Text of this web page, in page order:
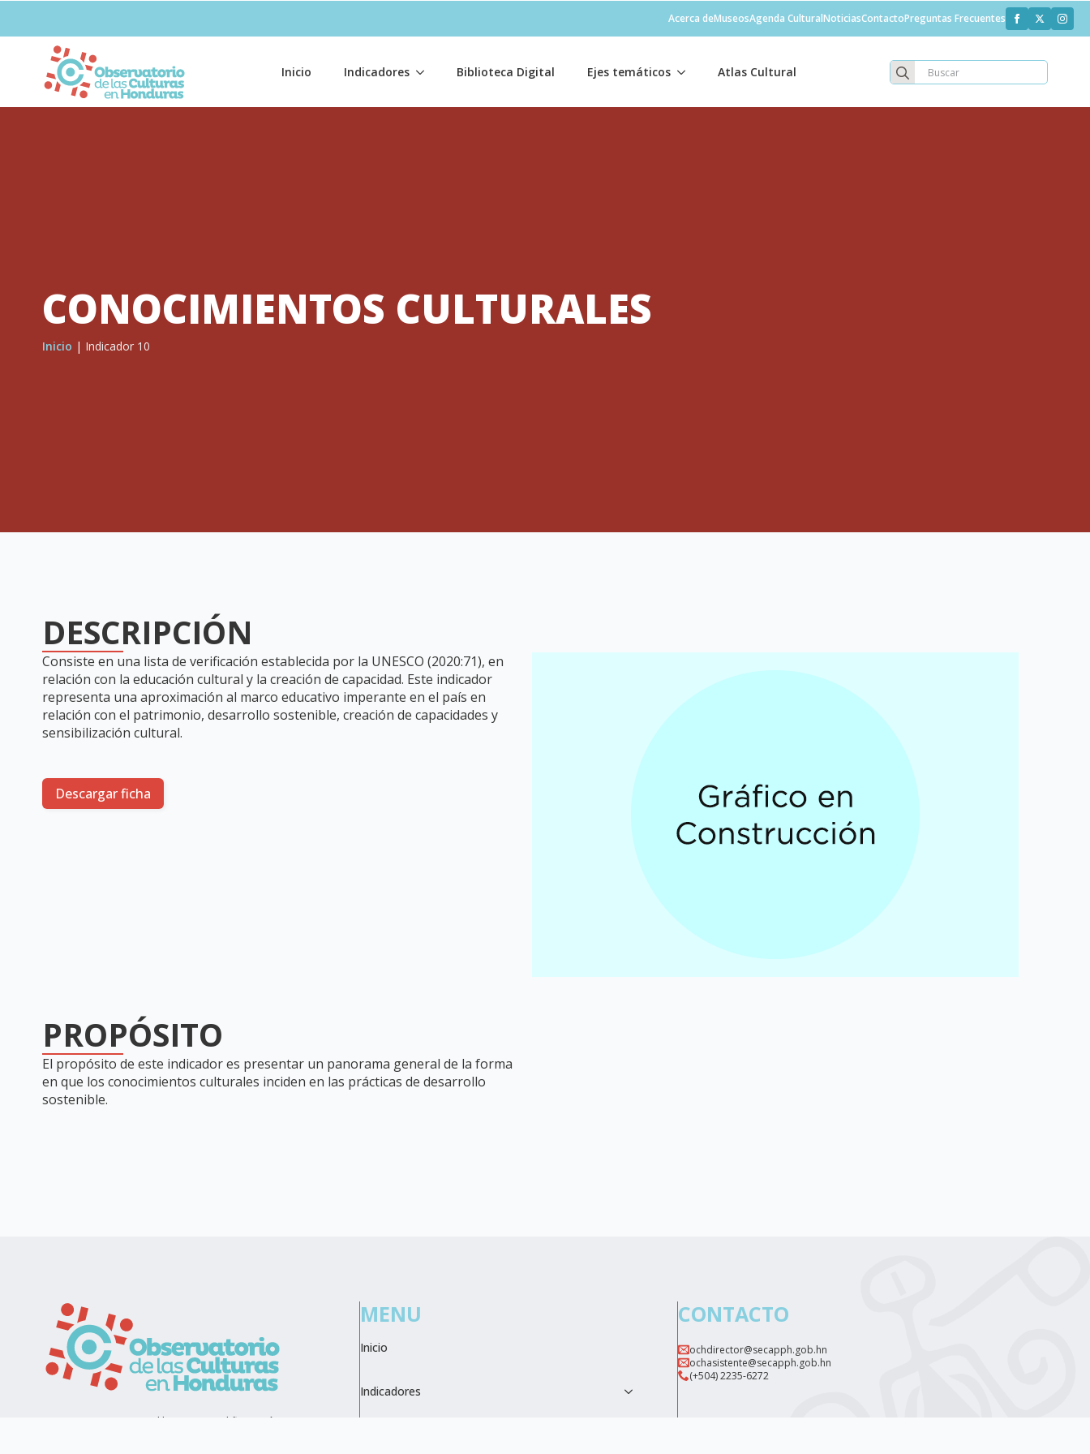
Acerca deMuseosAgenda CulturalNoticiasContactoPreguntas Frecuentes
Inicio Indicadores Biblioteca Digital Ejes temáticos Atlas Cultural
Search
for:
CONOCIMIENTOS CULTURALES
Inicio | Indicador 10
DESCRIPCIÓN
Consiste en una lista de verificación establecida por la UNESCO (2020:71), en
relación con la educación cultural y la creación de capacidad. Este indicador
representa una aproximación al marco educativo imperante en el país en
relación con el patrimonio, desarrollo sostenible, creación de capacidades y
sensibilización cultural.
Descargar ficha
PROPÓSITO
El propósito de este indicador es presentar un panorama general de la forma
en que los conocimientos culturales inciden en las prácticas de desarrollo
sostenible.
Esquina opuesta a Delikatessen, edificio Mónica
MENU
Inicio
Indicadores
CONTACTO
ochdirector@secapph.gob.hn
ochasistente@secapph.gob.hn
(+504) 2235-6272